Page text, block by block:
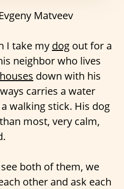
Matveev
I take my dog out for a
neighbor who lives
houses down with his
carries a water
walking stick. His dog
most, very calm,
both of them, we
other and ask each